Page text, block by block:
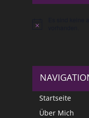
Hinweis
Startseite
Über Mich